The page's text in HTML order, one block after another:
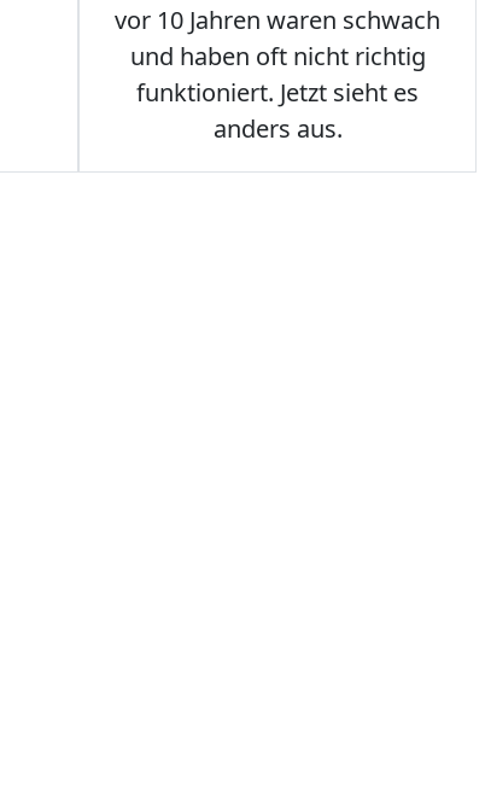
vor 10 Jahren waren schwach
und haben oft nicht richtig
funktioniert. Jetzt sieht es
anders aus.